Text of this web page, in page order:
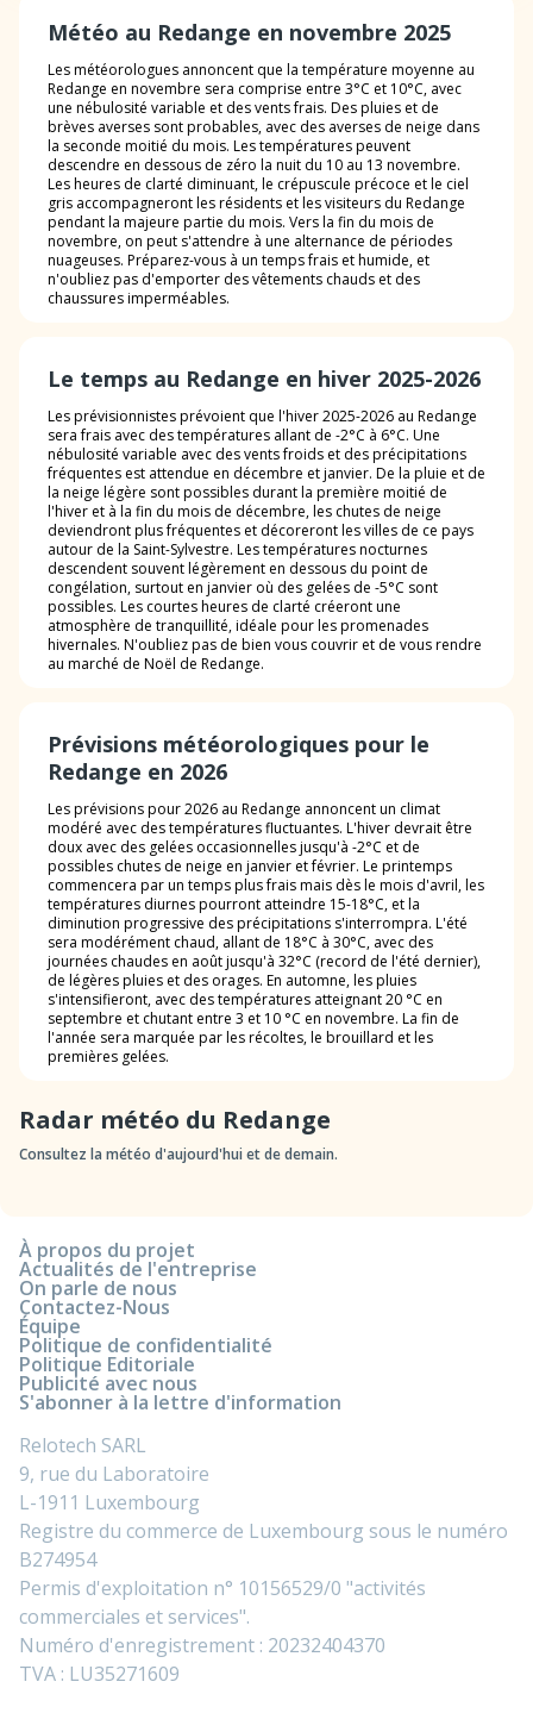
Radar météo du Redange
Consultez la météo d'aujourd'hui et de demain.
Météo au Redange en novembre 2025
Les météorologues annoncent que la température moyenne au
Redange en novembre sera comprise entre 3°C et 10°C, avec
une nébulosité variable et des vents frais. Des pluies et de
brèves averses sont probables, avec des averses de neige dans
la seconde moitié du mois. Les températures peuvent
descendre en dessous de zéro la nuit du 10 au 13 novembre.
Les heures de clarté diminuant, le crépuscule précoce et le ciel
gris accompagneront les résidents et les visiteurs du Redange
pendant la majeure partie du mois. Vers la fin du mois de
novembre, on peut s'attendre à une alternance de périodes
nuageuses. Préparez-vous à un temps frais et humide, et
n'oubliez pas d'emporter des vêtements chauds et des
chaussures imperméables.
Le temps au Redange en hiver 2025-2026
Les prévisionnistes prévoient que l'hiver 2025-2026 au Redange
sera frais avec des températures allant de -2°C à 6°C. Une
nébulosité variable avec des vents froids et des précipitations
fréquentes est attendue en décembre et janvier. De la pluie et de
la neige légère sont possibles durant la première moitié de
l'hiver et à la fin du mois de décembre, les chutes de neige
deviendront plus fréquentes et décoreront les villes de ce pays
autour de la Saint-Sylvestre. Les températures nocturnes
descendent souvent légèrement en dessous du point de
congélation, surtout en janvier où des gelées de -5°C sont
possibles. Les courtes heures de clarté créeront une
atmosphère de tranquillité, idéale pour les promenades
hivernales. N'oubliez pas de bien vous couvrir et de vous rendre
au marché de Noël de Redange.
Prévisions météorologiques pour le
Redange en 2026
Les prévisions pour 2026 au Redange annoncent un climat
modéré avec des températures fluctuantes. L'hiver devrait être
doux avec des gelées occasionnelles jusqu'à -2°C et de
possibles chutes de neige en janvier et février. Le printemps
commencera par un temps plus frais mais dès le mois d'avril, les
températures diurnes pourront atteindre 15-18°C, et la
diminution progressive des précipitations s'interrompra. L'été
sera modérément chaud, allant de 18°C à 30°C, avec des
journées chaudes en août jusqu'à 32°C (record de l'été dernier),
de légères pluies et des orages. En automne, les pluies
s'intensifieront, avec des températures atteignant 20 °C en
septembre et chutant entre 3 et 10 °C en novembre. La fin de
l'année sera marquée par les récoltes, le brouillard et les
premières gelées.
À propos du projet
Actualités de l'entreprise
On parle de nous
Contactez-Nous
Équipe
Politique de confidentialité
Politique Editoriale
Publicité avec nous
S'abonner à la lettre d'information
Relotech SARL
9, rue du Laboratoire
L-1911 Luxembourg
Registre du commerce de Luxembourg sous le numéro
B274954
Permis d'exploitation n° 10156529/0 "activités
commerciales et services".
Numéro d'enregistrement : 20232404370
TVA : LU35271609